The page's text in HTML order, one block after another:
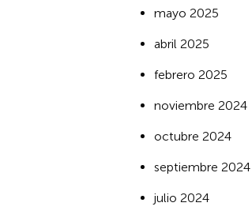
mayo 2025
abril 2025
febrero 2025
noviembre 2024
octubre 2024
septiembre 2024
julio 2024